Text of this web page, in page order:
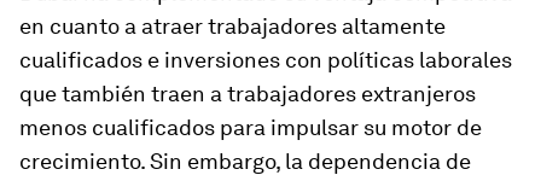
en cuanto a atraer trabajadores altamente
cualificados e inversiones con políticas laborales
que también traen a trabajadores extranjeros
menos cualificados para impulsar su motor de
crecimiento. Sin embargo, la dependencia de